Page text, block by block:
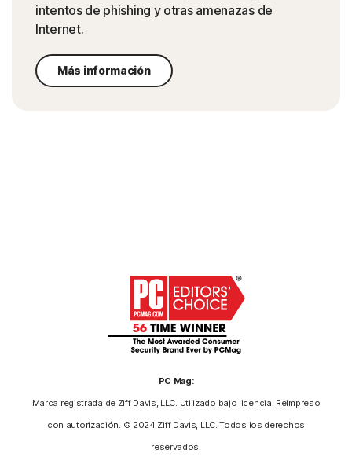
intentos de phishing y otras amenazas de
Internet.
Más información
PC Mag:
Marca registrada de Ziff Davis, LLC. Utilizado bajo licencia. Reimpreso
con autorización. © 2024 Ziff Davis, LLC. Todos los derechos
reservados.